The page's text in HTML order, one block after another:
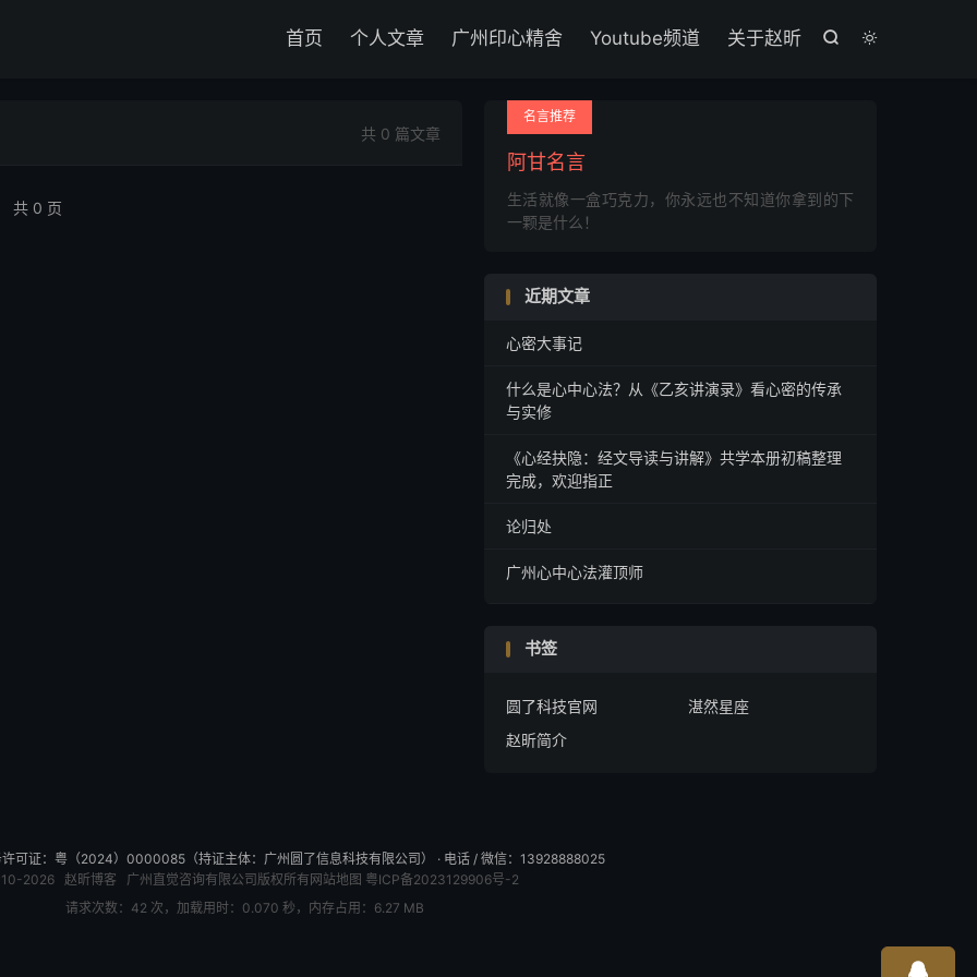


首页 个人文章 广州印心精舍 Youtube频道 关于赵昕
共 0 篇文章
共 0 页
名言推荐
阿甘名言
生活就像一盒巧克力，你永远也不知道你拿到的下
一颗是什么！
近期文章
心密大事记
什么是心中心法？从《乙亥讲演录》看心密的传承
与实修
《心经抉隐：经文导读与讲解》共学本册初稿整理
完成，欢迎指正
论归处
广州心中心法灌顶师
书签
圆了科技官网
湛然星座
赵昕简介
可证：粤（2024）0000085（持证主体：广州圆了信息科技有限公司） · 电话 / 微信：13928888025
2026 赵昕博客 广州直觉咨询有限公司版权所有 网站地图 粤ICP备2023129906号-2
请求次数：42 次，加载用时：0.070 秒，内存占用：6.27 MB